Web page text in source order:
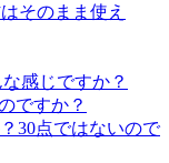
そのまま使え
感じですか？
ですか？
30点ではないので